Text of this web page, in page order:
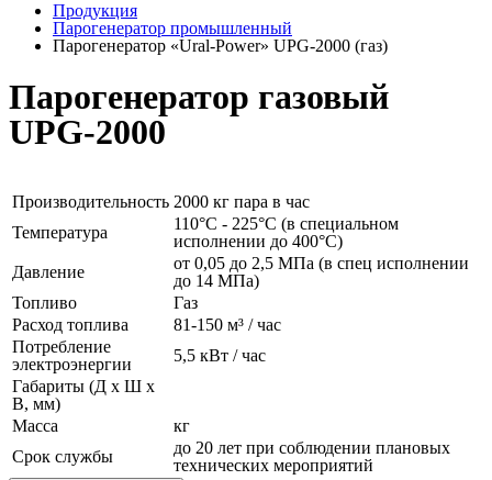
Продукция
Парогенератор промышленный
Парогенератор «Ural-Power» UPG-2000 (газ)
Парогенератор газовый
UPG-2000
Производительность 2000 кг пара в час
Температура
110°C - 225°C (в специальном
исполнении до 400°C)
Давление
от 0,05 до 2,5 МПа (в спец исполнении
до 14 МПа)
Топливо
Газ
Расход топлива
81-150 м³ / час
Потребление
электроэнергии
5,5 кВт / час
Габариты (Д x Ш x
В, мм)
Масса
кг
Срок службы
до 20 лет при соблюдении плановых
технических мероприятий